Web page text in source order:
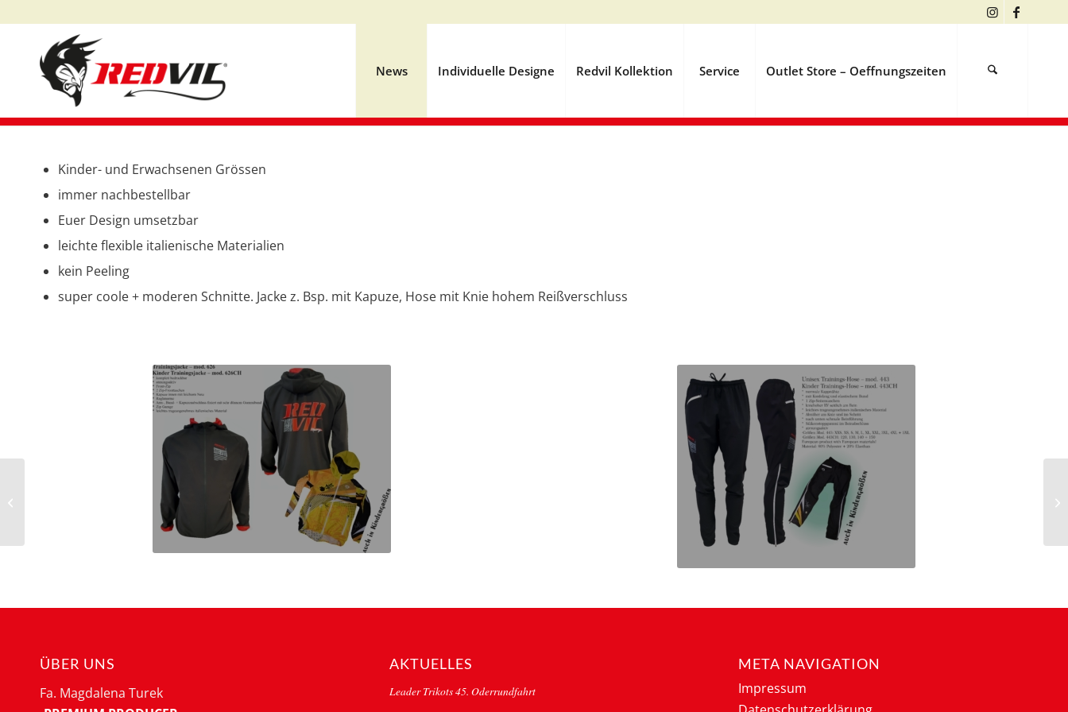
News Individuelle Designe Redvil Kollektion Service Outlet Store – Oeffnungszeiten
Kinder- und Erwachsenen Grössen
immer nachbestellbar
Euer Design umsetzbar
leichte flexible italienische Materialien
kein Peeling
super coole + moderen Schnitte. Jacke z. Bsp. mit Kapuze, Hose mit Knie hohem Reißverschluss
ÜBER UNS
Fa. Magdalena Turek
AKTUELLES
Leader Trikots 45. Oderrundfahrt
META NAVIGATION
Impressum